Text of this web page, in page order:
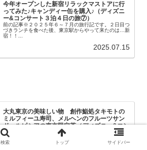
今年オープンした新宿リラックマストアに行
ってみた♪キャンディー缶を購入♪（ディズニ
ー&コンサート３泊４日の旅⑦）
前の記事※２０２５年６～７月の旅行記です。２日目つ
づきランチを食べた後、東京駅からやって来たのは…新
宿！！...
2025.07.15
大丸東京の美味しい物 創作鮨処タキモトの
ミルフィーユ寿司、メルヘンのフルーツサン
ド、ルピシアの東京限定茶（ディズニー&コン
サート３泊４日の旅⑧）
前の記事※２０２５年６～７月の旅行記です。2日目つ
づき新宿リラックマストアに行った...
検索 トップ サイドバー